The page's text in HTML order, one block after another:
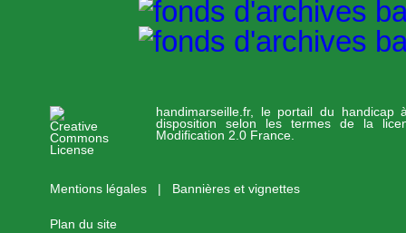
handimarseille.fr, le portail du handicap
disposition selon les termes de la
Modification 2.0 France.
Mentions légales Bannières et vignettes
Plan du site